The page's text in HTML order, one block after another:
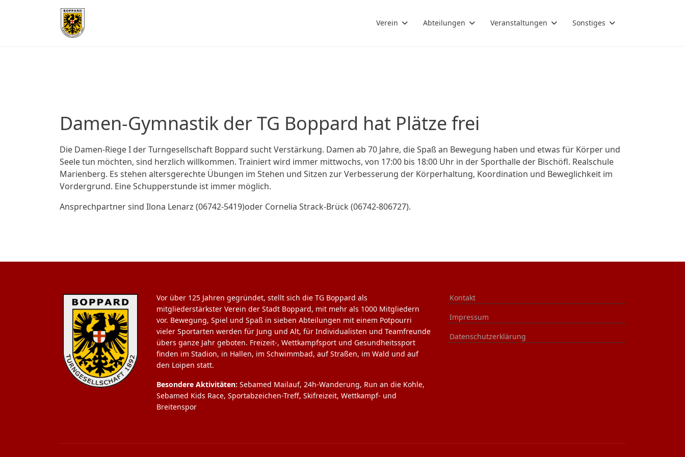
Verein Abteilungen Veranstaltungen Sonstiges
Damen-Gymnastik der TG Boppard hat Plätze frei
Die Damen-Riege I der Turngesellschaft Boppard sucht Verstärkung. Damen ab 70 Jahre, die Spaß an Bewegung haben und etwas für Körper und
Seele tun möchten, sind herzlich willkommen. Trainiert wird immer mittwochs, von 17:00 bis 18:00 Uhr in der Sporthalle der Bischöfl. Realschule
Marienberg. Es stehen altersgerechte Übungen im Stehen und Sitzen zur Verbesserung der Körperhaltung, Koordination und Beweglichkeit im
Vordergrund. Eine Schupperstunde ist immer möglich.
Ansprechpartner sind Ilona Lenarz (06742-5419)oder Cornelia Strack-Brück (06742-806727).
Vor über 125 Jahren gegründet, stellt sich die TG Boppard als
mitgliederstärkster Verein der Stadt Boppard, mit mehr als 1000 Mitgliedern
vor. Bewegung, Spiel und Spaß in sieben Abteilungen mit einem Potpourri
vieler Sportarten werden für Jung und Alt, für Individualisten und Teamfreunde
übers ganze Jahr geboten. Freizeit-, Wettkampfsport und Gesundheitssport
finden im Stadion, in Hallen, im Schwimmbad, auf Straßen, im Wald und auf
den Loipen statt.
Besondere Aktivitäten: Sebamed Mailauf, 24h-Wanderung, Run an die Kohle,
Sebamed Kids Race, Sportabzeichen-Treff, Skifreizeit, Wettkampf- und
Breitenspor
Kontakt
Impressum
Datenschutzerklärung